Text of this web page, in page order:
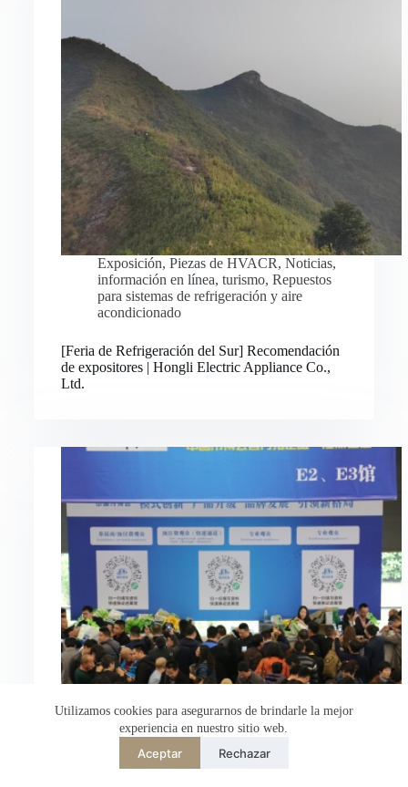
Utilizamos cookies para asegurarnos de brindarle la mejor
experiencia en nuestro sitio web.
Aceptar Rechazar
Exposición, Piezas de HVACR, Noticias,
información en línea, turismo, Repuestos
para sistemas de refrigeración y aire
acondicionado
[Feria de Refrigeración del Sur] Recomendación
de expositores | Hongli Electric Appliance Co.,
Ltd.
简体中文
English
繁體中文
Deutsch
Français du Canada
Italiano
日本語
한국어
Bahasa Indonesia
Русский